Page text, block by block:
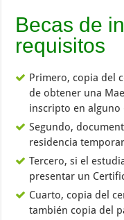
Becas de
requisitos
Primero, copia del
de obtener una
inscripto en alguno
Segundo,
residencia
Tercero, si el
presentar un
Cuarto, copia del
también copia del